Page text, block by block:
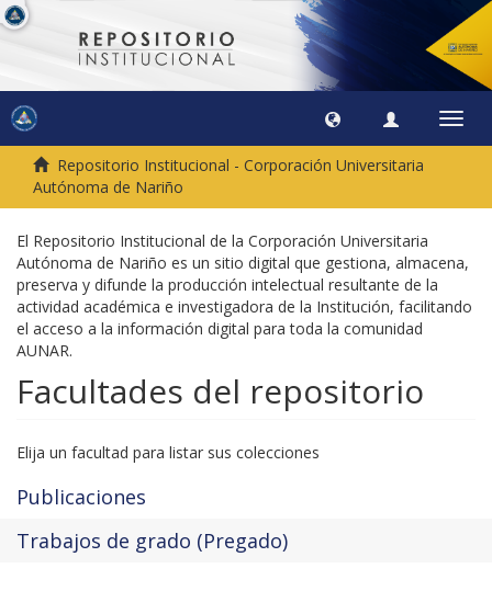
Repositorio Institucional - Corporación Universitaria
Autónoma de Nariño
El Repositorio Institucional de la Corporación Universitaria
Autónoma de Nariño es un sitio digital que gestiona, almacena,
preserva y difunde la producción intelectual resultante de la
actividad académica e investigadora de la Institución, facilitando
el acceso a la información digital para toda la comunidad
AUNAR.
Facultades del repositorio
Elija un facultad para listar sus colecciones
Publicaciones
Trabajos de grado (Pregado)